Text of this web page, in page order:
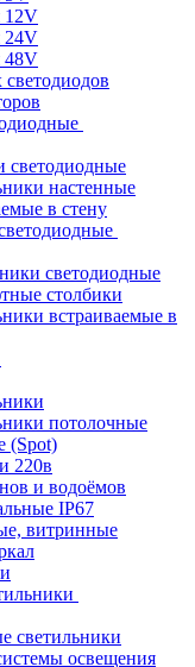
12V
24V
48V
светодиодные
настенные
в стену
светодиодные
столбики
встраиваемые в
потолочные
(Spot)
220в
и водоёмов
IP67
витринные
светильники
освещения